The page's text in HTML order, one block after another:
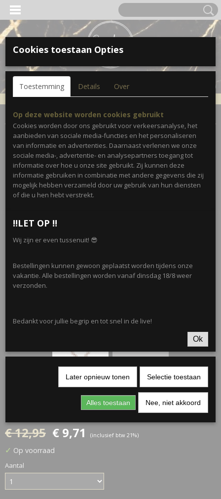
Inloggen Registreren
(0)
Home >Accessoires>Sieraden>Ketting Glam • Champagne
Ketting Glam •
Champagne
€ 12,95 € 9,71 (inclusief btw 21%)
✓ Op voorraad
Aantal
Cookies toestaan Opties
Toestemming Details Over
Op deze website worden cookies gebruikt
Cookies worden door ons gebruikt voor verkeersanalyse, het
aanbieden van sociale media-functies en het personaliseren
van informatie en advertenties. Daarnaast verlenen we onze
sociale media-, advertentie- en analysepartners toegang tot
informatie over hoe u onze site gebruikt. Zij kunnen deze
informatie gebruiken in combinatie met andere gegevens die zij
mogelijk hebben verzameld door uw gebruik van hun diensten
of die u hen hebt verstrekt.
‼️LET OP ‼️
Wij zijn er even tussenuit! 😎
Bestellingen kunnen gewoon geplaatst worden tijdens onze
vakantie. Alle bestellingen worden vanaf dinsdag 18/8 weer
verzonden.
Bedankt voor jullie begrip en tot snel in de live!
Ok
Later opnieuw tonen Selectie toestaan
Alles toestaan Nee, niet akkoord